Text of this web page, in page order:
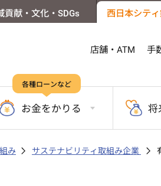
貢献・文化・SDGs 西日本シテ
店舗・ATM 手
各種ローンなど
お金をかりる 将
み サステナビリティ取組み企業